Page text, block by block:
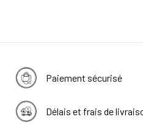
Paiement sécurisé
Délais et frais de